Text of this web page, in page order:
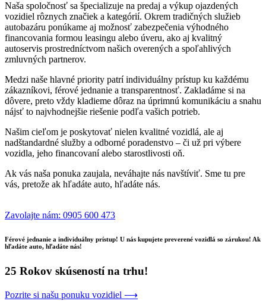
Naša spoločnosť sa špecializuje na predaj a výkup ojazdených
vozidiel rôznych značiek a kategórií. Okrem tradičných služieb
autobazáru ponúkame aj možnosť zabezpečenia výhodného
financovania formou leasingu alebo úveru, ako aj kvalitný
autoservis prostredníctvom našich overených a spoľahlivých
zmluvných partnerov.
Medzi naše hlavné priority patrí individuálny prístup ku každému
zákazníkovi, férové jednanie a transparentnosť. Zakladáme si na
dôvere, preto vždy kladieme dôraz na úprimnú komunikáciu a snahu
nájsť to najvhodnejšie riešenie podľa vašich potrieb.
Našim cieľom je poskytovať nielen kvalitné vozidlá, ale aj
nadštandardné služby a odborné poradenstvo – či už pri výbere
vozidla, jeho financovaní alebo starostlivosti oň.
Ak vás naša ponuka zaujala, neváhajte nás navštíviť. Sme tu pre
vás, pretože ak hľadáte auto, hľadáte nás.
Zavolajte nám: 0905 600 473
Férové jednanie a individuálny prístup! U nás kupujete preverené vozidlá so zárukou! Ak
hľadáte auto, hľadáte nás!
25 Rokov skúseností na trhu!
Pozrite si našu ponuku vozidiel ⟶